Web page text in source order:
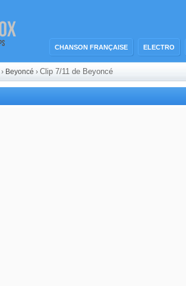
CHANSON FRANÇAISE ELECTRO
› Beyoncé › Clip 7/11 de Beyoncé